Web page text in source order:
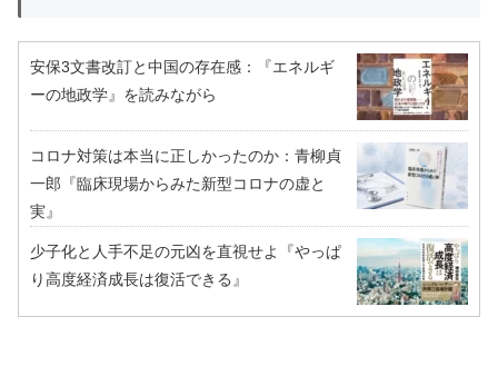
安保3文書改訂と中国の存在感：『エネルギ
ーの地政学』を読みながら
コロナ対策は本当に正しかったのか：青柳貞
一郎『臨床現場からみた新型コロナの虚と
実』
少子化と人手不足の元凶を直視せよ『やっぱ
り高度経済成長は復活できる』